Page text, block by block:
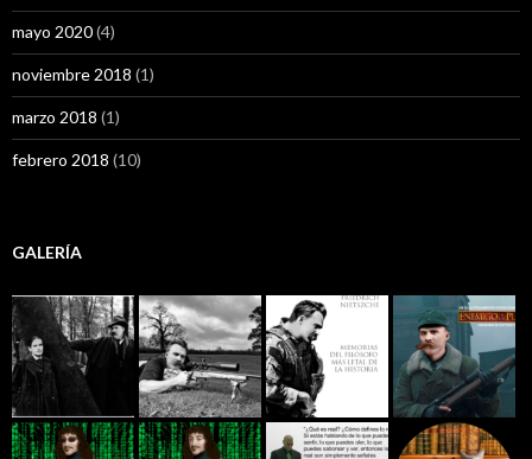
mayo 2020(4)
noviembre 2018 (1)
marzo 2018 (1)
febrero 2018 (10)
GALERÍA